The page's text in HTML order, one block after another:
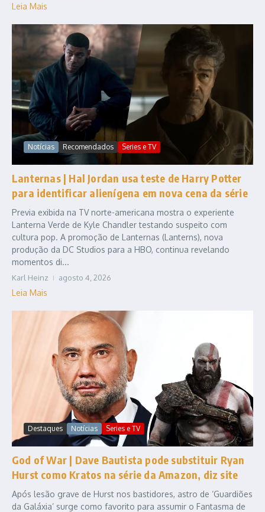
Leia Mais
Notícias Recomendados Series e TV
Lanternas | Hal Jordan usa teste de Harry Potter
para identificar alienígena em nova cena da série
Previa exibida na TV norte-americana mostra o experiente
Lanterna Verde de Kyle Chandler testando suspeito com
cultura pop. A promoção de Lanternas (Lanterns), nova
produção da DC Studios para a HBO, continua revelando
momentos di...
Karl Heinz agosto 4, 2026
Leia Mais
Destaques Notícias Series e TV
God of War | Dave Bautista pode substituir Ryan
Hurst como Kratos na série da Amazon, diz site
Após lesão grave de Hurst nos bastidores, astro de ‘Guardiões
da Galáxia’ surge como favorito para assumir o Fantasma de